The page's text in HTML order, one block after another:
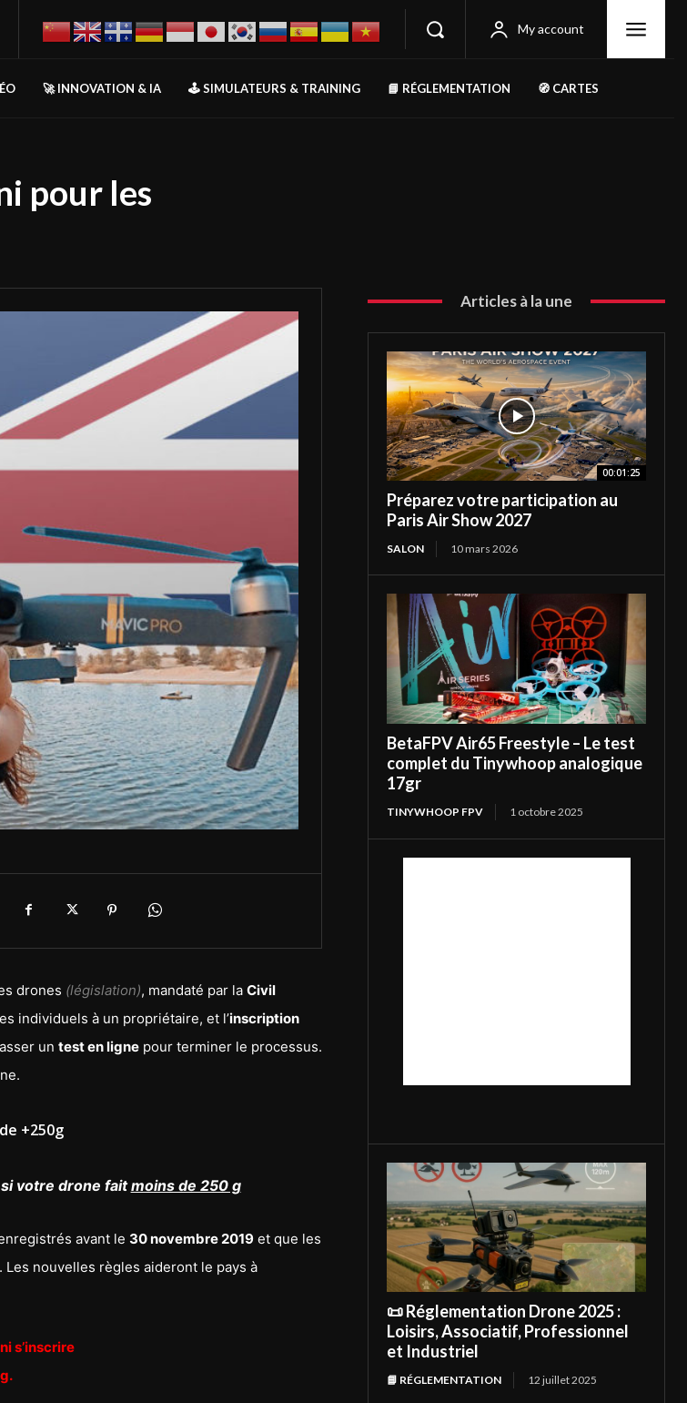
My account
🚀 INNOVATION & IA 🕹️ SIMULATEURS & TRAINING 📘 RÉGLEMENTATION 🧭 CARTES
pour les
drones (législation), mandaté par la Civil
individuels à un propriétaire, et l’inscription
un test en ligne pour terminer le processus.
+250g
votre drone faitmoins de 250 g
avant le 30 novembre 2019 et que les
nouvelles règles aideront le pays à
s’inscrire
Articles à la une
00:01:25
Préparez votre participation au
Paris Air Show 2027
SALON 10 mars 2026
BetaFPV Air65 Freestyle – Le test
complet du Tinywhoop analogique
17gr
TINYWHOOP FPV 1 octobre 2025
📜 Réglementation Drone 2025 :
Loisirs, Associatif, Professionnel
et Industriel
📘 RÉGLEMENTATION 12 juillet 2025